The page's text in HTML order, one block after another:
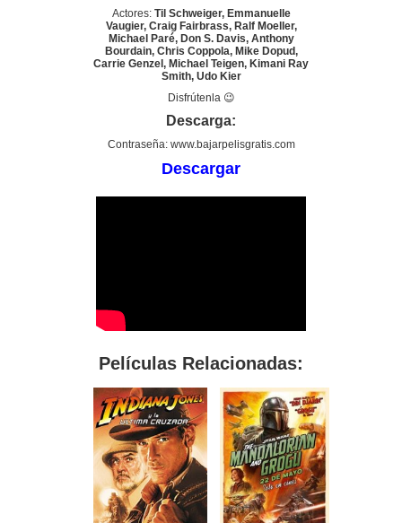
Actores: Til Schweiger, Emmanuelle
Vaugier, Craig Fairbrass, Ralf Moeller,
Michael Paré, Don S. Davis, Anthony
Bourdain, Chris Coppola, Mike Dopud,
Carrie Genzel, Michael Teigen, Kimani Ray
Smith, Udo Kier
Disfrútenla 😉
Descarga:
Contraseña: www.bajarpelisgratis.com
Descargar
Películas Relacionadas: